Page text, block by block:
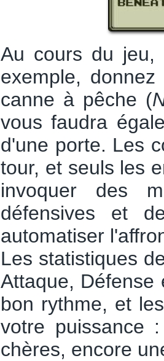
Au cours du jeu,
exemple,
canne à pêche (
vous faudra
d'une porte. Les
tour, et seuls les
invoquer des
défensives et
automatiser
Les statistiques
Attaque, Défense
bon rythme, et
votre puissance
chères, encore